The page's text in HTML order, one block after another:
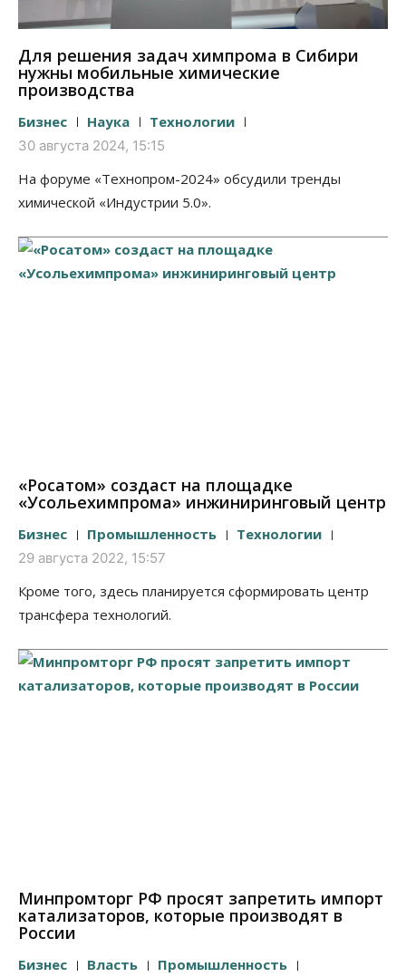
Для решения задач химпрома в Сибири
нужны мобильные химические
производства
Бизнес Наука Технологии
30 августа 2024, 15:15
На форуме «Технопром-2024» обсудили тренды
химической «Индустрии 5.0».
«Росатом» создаст на площадке
«Усольехимпрома» инжиниринговый центр
Бизнес Промышленность Технологии
29 августа 2022, 15:57
Кроме того, здесь планируется сформировать центр
трансфера технологий.
Минпромторг РФ просят запретить импорт
катализаторов, которые производят в
России
Бизнес Власть Промышленность